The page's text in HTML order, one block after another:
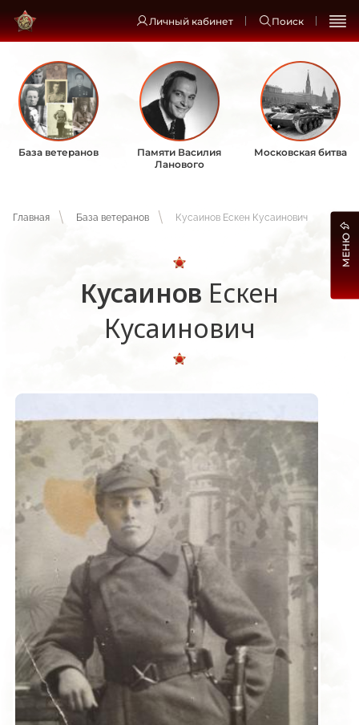
Личный кабинет Поиск
База ветеранов
Памяти Василия
Ланового
Московская битва
Главная База ветеранов Кусаинов Ескен Кусаинович
Кусаинов Ескен
Кусаинович
МЕНЮ